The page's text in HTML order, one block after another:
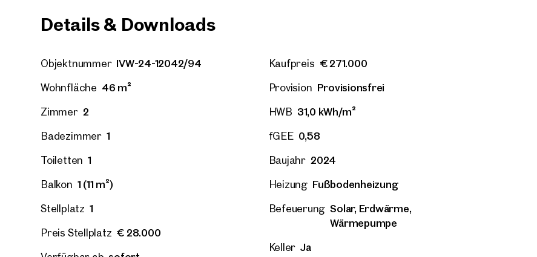
Details & Downloads
Objektnummer IVW-24-12042/94
Wohnfläche 46 m²
Zimmer 2
Badezimmer 1
Toiletten 1
Balkon 1 (11 m²)
Stellplatz 1
Preis Stellplatz € 28.000
Kaufpreis € 271.000
Provision Provisionsfrei
HWB 31,0 kWh/m²
fGEE 0,58
Baujahr 2024
Heizung Fußbodenheizung
Befeuerung Solar, Erdwärme,
Wärmepumpe
Keller Ja
Erstbezug – Idyllisch im Grünen –
2 Zimmer Balkon Verfügbar sofort
€ 311.000